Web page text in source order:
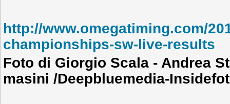
http://www.omegatiming.com/
championships-sw-live-results
Foto di Giorgio Scala - Andrea
masini /Deepbluemedia-